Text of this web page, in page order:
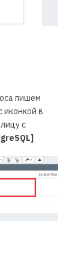
пишем
иконкой в
с
]